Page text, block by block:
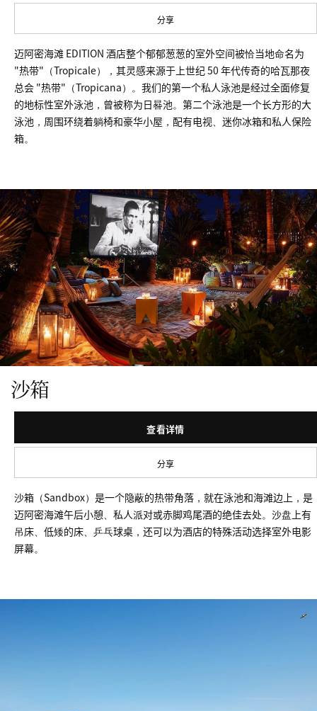
分享
迈阿密海滩 EDITION 酒店整个郁郁葱葱的室外空间被恰当地命名为
"热带"（Tropicale），其灵感来源于上世纪 50 年代传奇的哈瓦那夜
总会 "热带"（Tropicana）。我们的第一个私人泳池是经过全面修复
的地标性室外泳池，曾被称为日晷池。第二个泳池是一个长方形的大
泳池，周围环绕着躺椅和豪华小屋，配有电视、迷你冰箱和私人保险
箱。
沙箱
查看详情
分享
沙箱（Sandbox）是一个隐蔽的热带角落，就在泳池和海滩边上，是
迈阿密海滩午后小憩、私人派对或赤脚鸡尾酒的绝佳去处。沙盘上有
吊床、低矮的床、乒乓球桌，还可以为酒店的特殊活动选择室外电影
屏幕。